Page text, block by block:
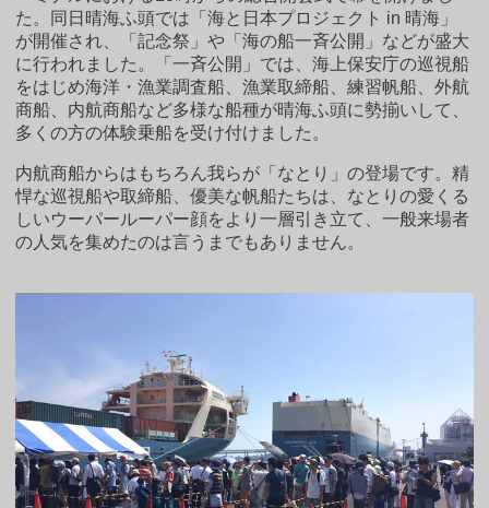
た。同日晴海ふ頭では「海と日本プロジェクト in 晴海」
が開催され、「記念祭」や「海の船一斉公開」などが盛大
に行われました。「一斉公開」では、海上保安庁の巡視船
をはじめ海洋・漁業調査船、漁業取締船、練習帆船、外航
商船、内航商船など多様な船種が晴海ふ頭に勢揃いして、
多くの方の体験乗船を受け付けました。
内航商船からはもちろん我らが「なとり」の登場です。精
悍な巡視船や取締船、優美な帆船たちは、なとりの愛くる
しいウーパールーパー顔をより一層引き立て、一般来場者
の人気を集めたのは言うまでもありません。